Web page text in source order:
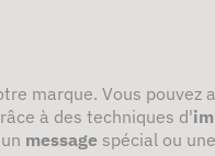
marque. Vous pouvez
à des techniques d'
un message spécial ou